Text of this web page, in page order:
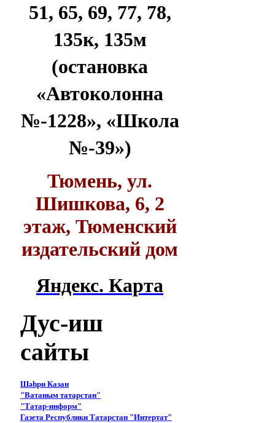
51, 65, 69, 77, 78,
135к, 135м
(остановка
«Автоколонна
№-1228», «Школа
№-39»)
Тюмень, ул.
Шишкова, 6, 2
этаж, Тюменский
издательский дом
Яндекс. Карта
Дус-иш
сайты
Шәһри Казан
"Ватаным татарстан"
"Татар-информ"
Газета Республики Татарстан "Интертат"